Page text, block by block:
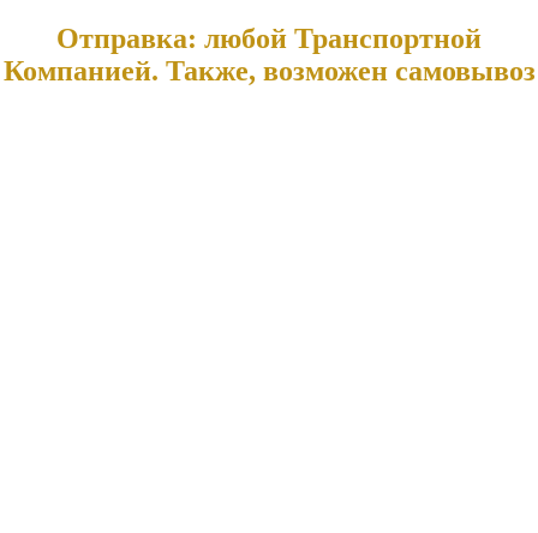
Отправка: любой Транспортной
Компанией. Также, возможен самовывоз